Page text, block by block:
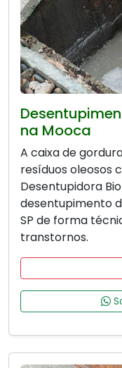
na Mooca
A caixa de
resíduos oleosos
Desentupidora
desentupimento
SP de forma
transtornos.